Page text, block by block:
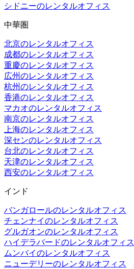
シドニーのレンタルオフィス
中華圏
北京のレンタルオフィス
成都のレンタルオフィス
重慶のレンタルオフィス
広州のレンタルオフィス
杭州のレンタルオフィス
香港のレンタルオフィス
マカオのレンタルオフィス
南京のレンタルオフィス
上海のレンタルオフィス
深センのレンタルオフィス
台北のレンタルオフィス
天津のレンタルオフィス
西安のレンタルオフィス
インド
バンガロールのレンタルオフィス
チェンナイのレンタルオフィス
グルガオンのレンタルオフィス
ハイデラバードのレンタルオフィス
ムンバイのレンタルオフィス
ニューデリーのレンタルオフィス